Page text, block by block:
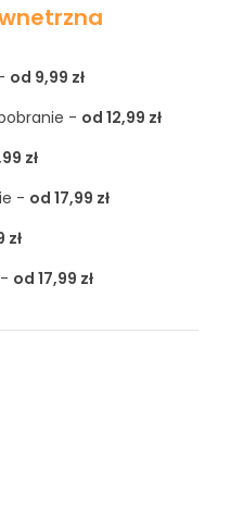
od 9,99 zł
- od 12,99 zł
zł
- od 17,99 zł
zł
od 17,99 zł